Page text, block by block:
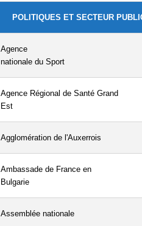
POLITIQUES ET SECTEUR
Agence
nationale du Sport
Agence Régional de Santé Grand
Est
Agglomération de l'Auxerrois
Ambassade de France en
Bulgarie
Assemblée nationale